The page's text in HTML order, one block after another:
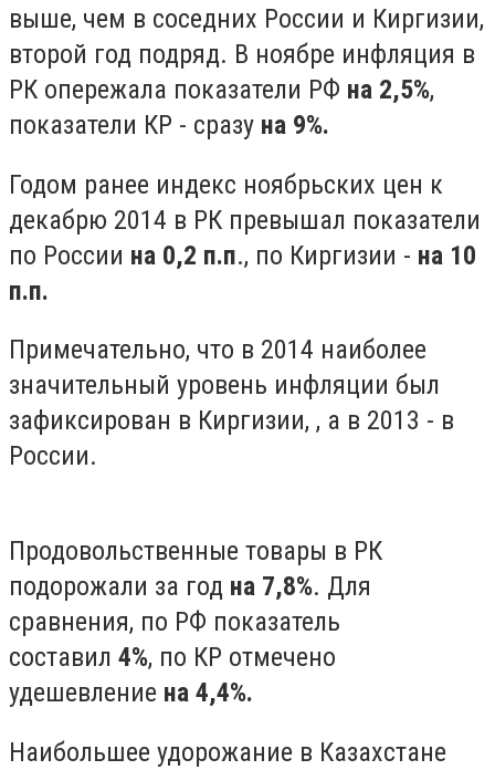
выше, чем в соседних России и Киргизии,
второй год подряд. В ноябре инфляция в
РК опережала показатели РФ на 2,5%,
показатели КР - сразу на 9%.
Годом ранее индекс ноябрьских цен к
декабрю 2014 в РК превышал показатели
по России на 0,2 п.п., по Киргизии - на 10
п.п.
Примечательно, что в 2014 наиболее
значительный уровень инфляции был
зафиксирован в Киргизии, , а в 2013 - в
России.
Продовольственные товары в РК
подорожали за год на 7,8%. Для
сравнения, по РФ показатель
составил 4%, по КР отмечено
удешевление на 4,4%.
Наибольшее удорожание в Казахстане